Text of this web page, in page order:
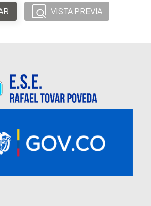
VISTA PREVIA